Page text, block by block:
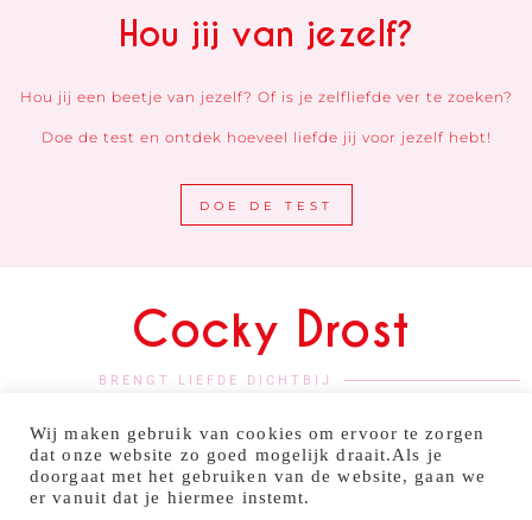
Hou jij van jezelf?
Hou jij een beetje van jezelf? Of is je zelfliefde ver te zoeken?
Doe de test en ontdek hoeveel liefde jij voor jezelf hebt!
DOE DE TEST
Cocky Drost
BRENGT LIEFDE DICHTBIJ
Wij maken gebruik van cookies om ervoor te zorgen
dat onze website zo goed mogelijk draait.Als je
doorgaat met het gebruiken van de website, gaan we
er vanuit dat je hiermee instemt.